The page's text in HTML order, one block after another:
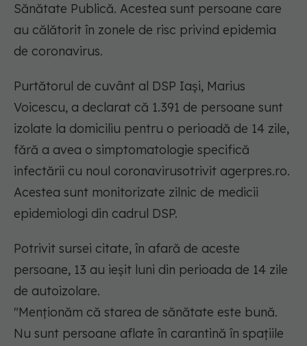
Sănătate Publică. Acestea sunt persoane care
au călătorit în zonele de risc privind epidemia
de coronavirus.
Purtătorul de cuvânt al DSP Iaşi, Marius
Voicescu, a declarat că 1.391 de persoane sunt
izolate la domiciliu pentru o perioadă de 14 zile,
fără a avea o simptomatologie specifică
infectării cu noul coronavirusotrivit agerpres.ro.
Acestea sunt monitorizate zilnic de medicii
epidemiologi din cadrul DSP.
Potrivit sursei citate, în afară de aceste
persoane, 13 au ieşit luni din perioada de 14 zile
de autoizolare.
"Menţionăm că starea de sănătate este bună.
Nu sunt persoane aflate în carantină în spaţiile